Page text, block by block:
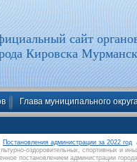
сайт
Кировска
Глава муниципального
Постановления администрации за 2022 год
оздоровительных, спортивных и
постановлением администрации